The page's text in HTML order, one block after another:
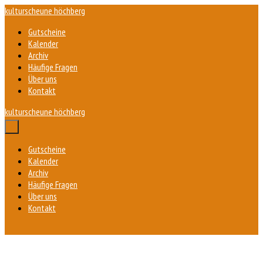
Zum
springen
kulturscheune höchberg
Gutscheine
Kalender
Archiv
Häufige Fragen
Über uns
Kontakt
kulturscheune höchberg
Menü-
Gutscheine
Kalender
Archiv
Häufige Fragen
Über uns
Kontakt